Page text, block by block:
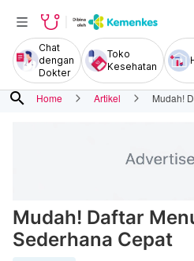
Chat
dengan
Dokter
Toko
Kesehatan
search Home Artikel Mudah!
Mudah! Daftar
Sederhana Cepat